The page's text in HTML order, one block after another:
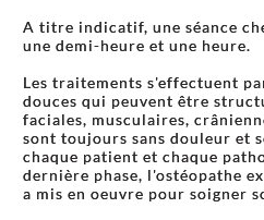
A titre indicatif, une séance
une demi-heure et une heure.
Les traitements s'effectuent
douces qui peuvent être
faciales, musculaires,
sont toujours sans douleur et
chaque patient et chaque
dernière phase, l'ostéopathe
a mis en oeuvre pour soigner